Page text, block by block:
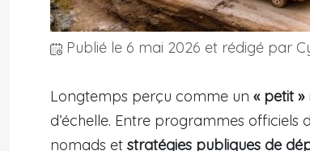
Publié le 6 mai 2026 et rédigé par
Longtemps perçu comme un « petit
d’échelle. Entre programmes officiels
nomads et stratégies publiques de